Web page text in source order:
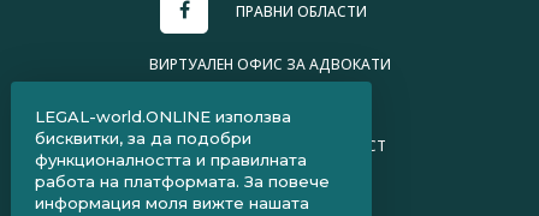
ПРАВНИ ОБЛАСТИ
ВИРТУАЛЕН ОФИС ЗА АДВОКАТИ
ПОЛИТИКА ЗА ПОВЕРИТЕЛНОСТ
ЧЗВ ЗА КЛИЕНТИ
LEGAL-world.ONLINE използва
бисквитки, за да подобри
функционалността и правилната
работа на платформата. За повече
информация моля вижте нашата